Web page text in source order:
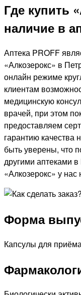
Где купить
наличие в
Аптека PROFF
«Алкозерокс» в
онлайн режиме
клиентам
медицинскую
врачей, при этом
предоставляем
гарантию
быть уверены, что
другими аптеками
«Алкозерокс» у
Форма
Капсулы для